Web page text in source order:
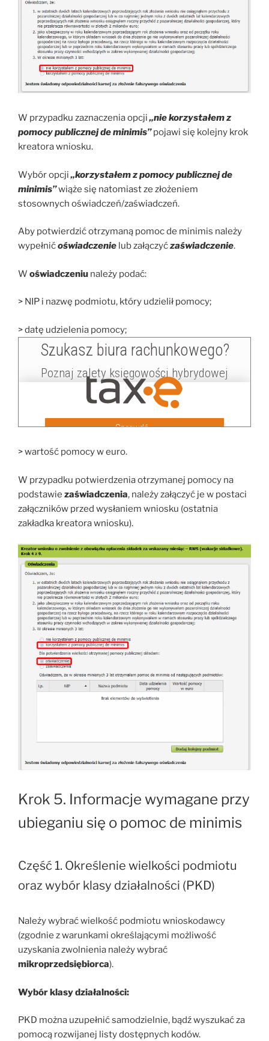
W przypadku zaznaczenia opcji„nie korzystałem z
pomocy publicznej de minimis”pojawi się kolejny krok
kreatora wniosku.
Wybór opcji„korzystałem z pomocy publicznej de
minimis”wiąże się natomiast ze złożeniem
stosownych oświadczeń/zaświadczeń.
Aby potwierdzić otrzymaną pomoc de minimis należy
wypełnićoświadczenie lub załączyćzaświadczenie.
W oświadczeniu należy podać:
> NIP i nazwę podmiotu, który udzielił pomocy;
> datę udzielenia pomocy;
> wartość pomocy w euro.
W przypadku potwierdzenia otrzymanej pomocy na
podstawie zaświadczenia, należy załączyć je w postaci
załączników przed wysłaniem wniosku (ostatnia
zakładka kreatora wniosku).
Krok 5. Informacje wymagane przy
ubieganiu się o pomoc de minimis
Część 1. Określenie wielkości podmiotu
oraz wybór klasy działalności (PKD)
Należy wybrać wielkość podmiotu wnioskodawcy
(zgodnie z warunkami określającymi możliwość
uzyskania zwolnienia należy wybrać
mikroprzedsiębiorca).
Wybór klasy działalności:
PKD można uzupełnić samodzielnie, bądź wyszukać za
pomocą rozwijanej listy dostępnych kodów.